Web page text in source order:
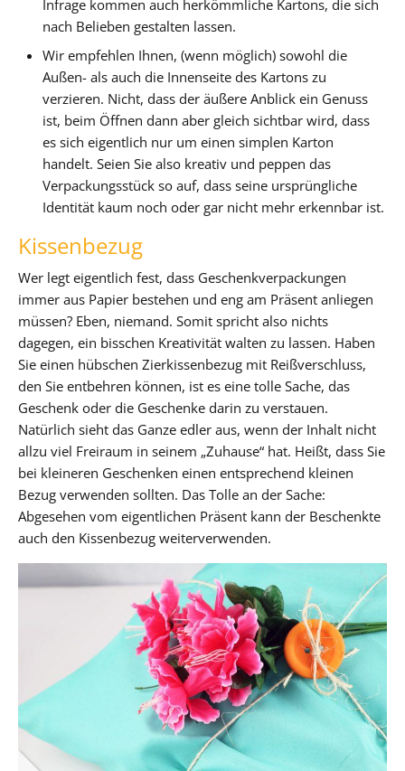
Infrage kommen auch herkömmliche Kartons, die sich
nach Belieben gestalten lassen.
Wir empfehlen Ihnen, (wenn möglich) sowohl die
Außen- als auch die Innenseite des Kartons zu
verzieren. Nicht, dass der äußere Anblick ein Genuss
ist, beim Öffnen dann aber gleich sichtbar wird, dass
es sich eigentlich nur um einen simplen Karton
handelt. Seien Sie also kreativ und peppen das
Verpackungsstück so auf, dass seine ursprüngliche
Identität kaum noch oder gar nicht mehr erkennbar ist.
Kissenbezug
Wer legt eigentlich fest, dass Geschenkverpackungen
immer aus Papier bestehen und eng am Präsent anliegen
müssen? Eben, niemand. Somit spricht also nichts
dagegen, ein bisschen Kreativität walten zu lassen. Haben
Sie einen hübschen Zierkissenbezug mit Reißverschluss,
den Sie entbehren können, ist es eine tolle Sache, das
Geschenk oder die Geschenke darin zu verstauen.
Natürlich sieht das Ganze edler aus, wenn der Inhalt nicht
allzu viel Freiraum in seinem „Zuhause“ hat. Heißt, dass Sie
bei kleineren Geschenken einen entsprechend kleinen
Bezug verwenden sollten. Das Tolle an der Sache:
Abgesehen vom eigentlichen Präsent kann der Beschenkte
auch den Kissenbezug weiterverwenden.